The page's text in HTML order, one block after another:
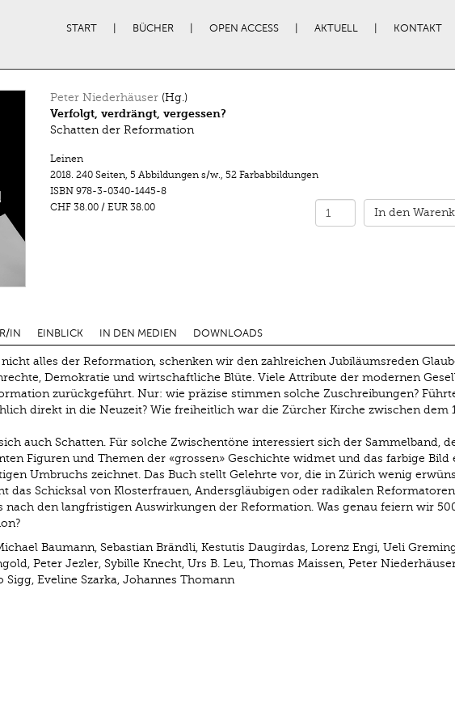
START BÜCHER OPEN ACCESS AKTUELL KONTAKT
Peter Niederhäuser(Hg.)
Verfolgt, verdrängt, vergessen?
Schatten der Reformation
Leinen
2018. 240 Seiten, 5 Abbildungen s/w., 52 Farbabbildungen
ISBN 978-3-0340-1445-8
CHF 38.00/ EUR 38.00 In den
IN EINBLICK IN DEN MEDIEN DOWNLOADS
alles der Reformation, schenken wir den zahlreichen Jubiläumsreden
Demokratie und wirtschaftliche Blüte. Viele Attribute der modernen
zurückgeführt. Nur: wie präzise stimmen solche Zuschreibungen?
direkt in die Neuzeit? Wie freiheitlich war die Zürcher Kirche zwischen dem
auch Schatten. Für solche Zwischentöne interessiert sich der Sammelband,
Figuren und Themen der «grossen» Geschichte widmet und das farbige Bild
Umbruchs zeichnet. Das Buch stellt Gelehrte vor, die in Zürich wenig
das Schicksal von Klosterfrauen, Andersgläubigen oder radikalen
nach den langfristigen Auswirkungen der Reformation. Was genau feiern wir
Baumann, Sebastian Brändli, Kestutis Daugirdas, Lorenz Engi, Ueli
Peter Jezler, Sybille Knecht, Urs B. Leu, Thomas Maissen, Peter
Eveline Szarka, Johannes Thomann